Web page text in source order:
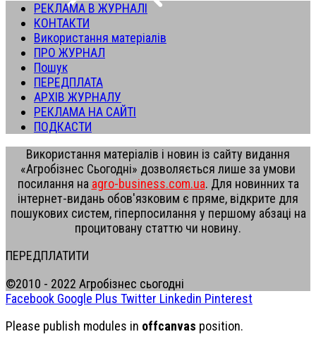
РЕКЛАМА В ЖУРНАЛІ
КОНТАКТИ
Використання матеріалів
ПРО ЖУРНАЛ
Пошук
ПЕРЕДПЛАТА
АРХІВ ЖУРНАЛУ
РЕКЛАМА НА САЙТІ
ПОДКАСТИ
Використання матеріалів і новин із сайту видання
«Агробізнес Сьогодні» дозволяється лише за умови
посилання на agro-business.com.ua. Для новинних та
інтернет-видань обов'язковим є пряме, відкрите для
пошукових систем, гіперпосилання у першому абзаці на
процитовану статтю чи новину.
ПЕРЕДПЛАТИТИ
©2010 - 2022 Агробізнес сьогодні
Facebook Google Plus Twitter Linkedin Pinterest
Please publish modules in offcanvas position.